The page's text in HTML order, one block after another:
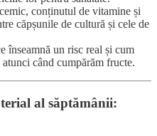
conținutul de vitamine și
căpșunile de cultură și cele de
înseamnă un risc real și cum
când cumpărăm fructe.
al săptămânii: